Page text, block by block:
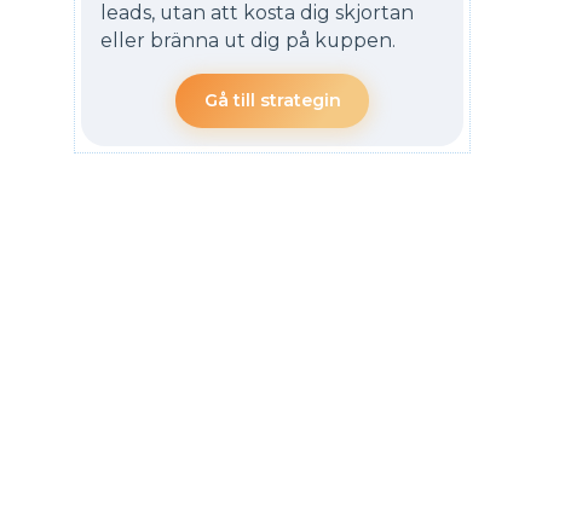
leads, utan att kosta dig skjortan
eller bränna ut dig på kuppen.
Gå till strategin